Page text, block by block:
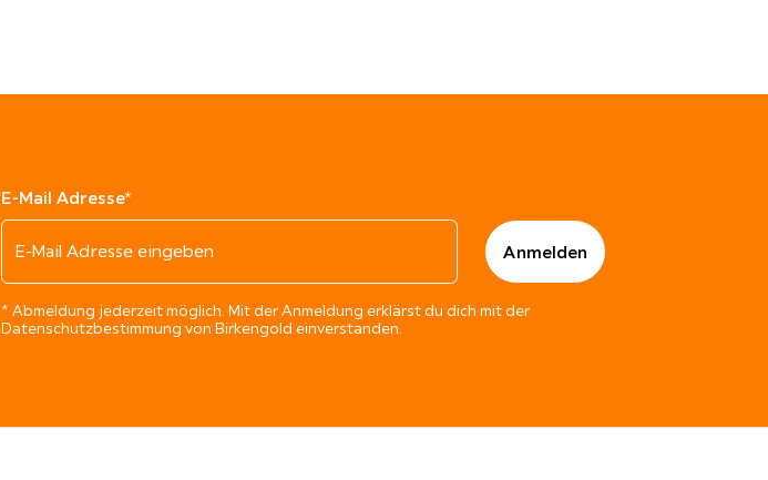
E-Mail Adresse*
* Abmeldung jederzeit möglich. Mit der Anmeldung erklärst du dich mit der
Datenschutzbestimmung von Birkengold einverstanden.